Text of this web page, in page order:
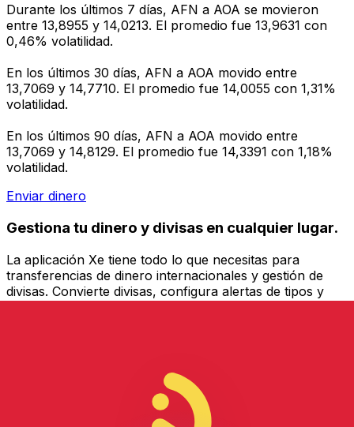
Durante los últimos 7 días, AFN a AOA se movieron
entre 13,8955 y 14,0213. El promedio fue 13,9631 con
0,46% volatilidad.
En los últimos 30 días, AFN a AOA movido entre
13,7069 y 14,7710. El promedio fue 14,0055 con 1,31%
volatilidad.
En los últimos 90 días, AFN a AOA movido entre
13,7069 y 14,8129. El promedio fue 14,3391 con 1,18%
volatilidad.
Enviar dinero
Gestiona tu dinero y divisas en cualquier lugar.
La aplicación Xe tiene todo lo que necesitas para
transferencias de dinero internacionales y gestión de
divisas. Convierte divisas, configura alertas de tipos y